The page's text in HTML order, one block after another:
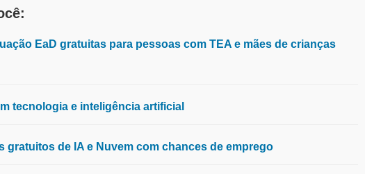
EaD gratuitas para pessoas com TEA e mães de crianças
tecnologia e inteligência artificial
de IA e Nuvem com chances de emprego